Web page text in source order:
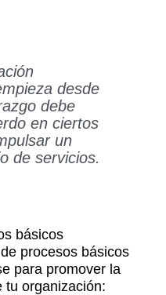
desde
debe
en ciertos
un
de servicios.
básicos
procesos básicos
para promover la
tu organización: